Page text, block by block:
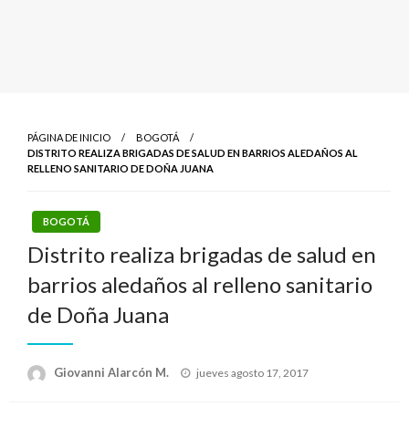
PÁGINA DE INICIO
BOGOTÁ
DISTRITO REALIZA BRIGADAS DE SALUD EN BARRIOS ALEDAÑOS AL
RELLENO SANITARIO DE DOÑA JUANA
BOGOTÁ
Distrito realiza brigadas de salud en
barrios aledaños al relleno sanitario
de Doña Juana
Giovanni Alarcón M.
Publicado
jueves agosto 17, 2017